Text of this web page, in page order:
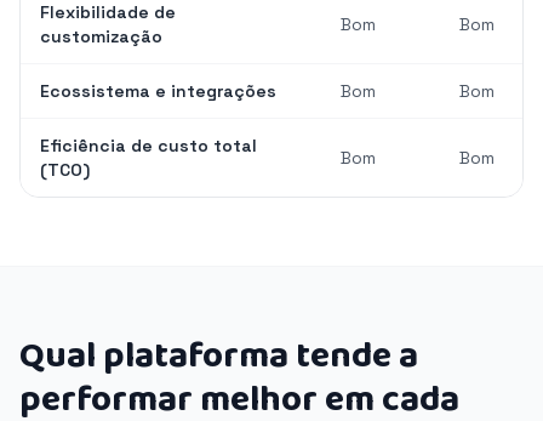
Flexibilidade de
customização
Bom Bom
Ecossistema e integrações Bom Bom
Eficiência de custo total
(TCO)
Bom Bom
Qual plataforma tende a
performar melhor em cada